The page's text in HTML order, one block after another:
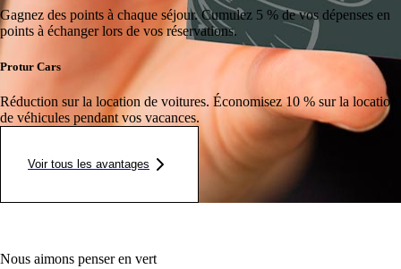
Gagnez des points à chaque séjour. Cumulez 5 % de vos dépenses en
points à échanger lors de vos réservations.
Protur Cars
Réduction sur la location de voitures. Économisez 10 % sur la location
de véhicules pendant vos vacances.
Voir tous les avantages
Nous aimons penser en vert